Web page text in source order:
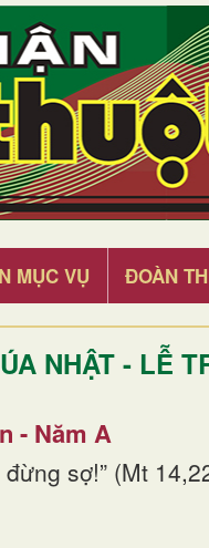
MỤC VỤ ĐOÀN
NHẬT - LỄ
- Năm A
sợ!” (Mt